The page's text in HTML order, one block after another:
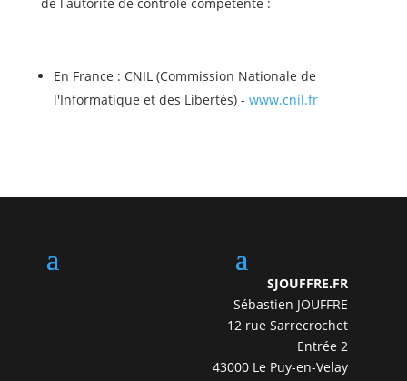
En France : CNIL (Commission Nationale de
l'Informatique et des Libertés) - www.cnil.fr
SJOUFFRE.FR
Sébastien JOUFFRE
12 rue Sarrecrochet
Entrée 2
43000 Le Puy-en-Velay